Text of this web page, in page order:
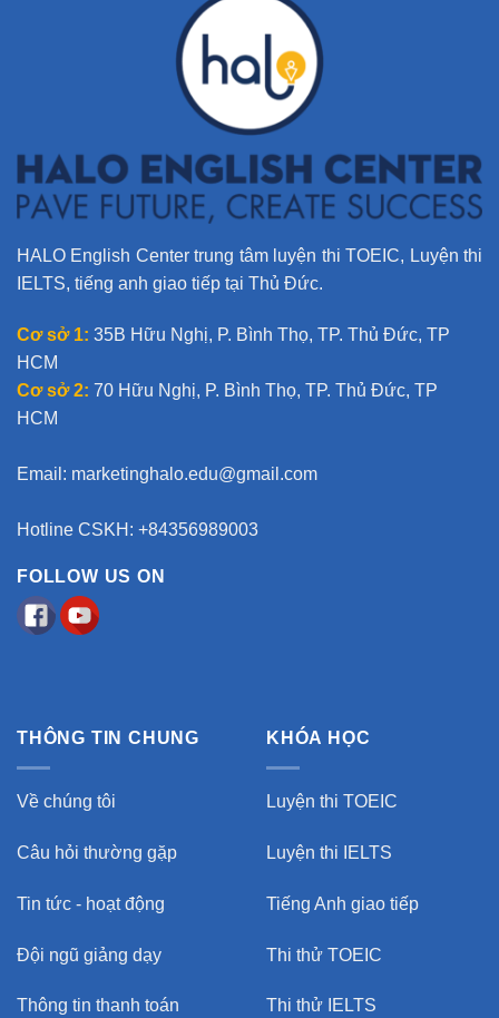
HALO English Center trung tâm luyện thi TOEIC, Luyện thi
IELTS, tiếng anh giao tiếp tại Thủ Đức.
Cơ sở 1: 35B Hữu Nghị, P. Bình Thọ, TP. Thủ Đức, TP
HCM
Cơ sở 2: 70 Hữu Nghị, P. Bình Thọ, TP. Thủ Đức, TP
HCM
Email: marketinghalo.edu@gmail.com
Hotline CSKH: +84356989003
FOLLOW US ON
THÔNG TIN CHUNG
Về chúng tôi
Câu hỏi thường gặp
Tin tức - hoạt động
Đội ngũ giảng dạy
Thông tin thanh toán
KHÓA HỌC
Luyện thi TOEIC
Luyện thi IELTS
Tiếng Anh giao tiếp
Thi thử TOEIC
Thi thử IELTS